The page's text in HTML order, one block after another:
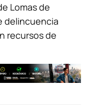
Lomas de
delincuencia
recursos de